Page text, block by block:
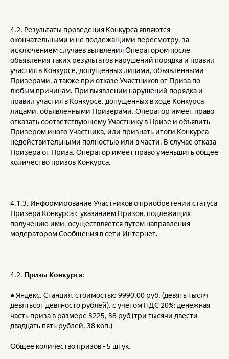
4.2. Результаты проведения Конкурса являются
окончательными и не подлежащими пересмотру, за
исключением случаев выявления Оператором после
объявления таких результатов нарушений порядка и правил
участия в Конкурсе, допущенных лицами, объявленными
Призерами, а также при отказе Участников от Приза по
любым причинам. При выявлении нарушений порядка и
правил участия в Конкурсе, допущенных в ходе Конкурса
лицами, объявленными Призерами, Оператор имеет право
отказать соответствующему Участнику в Призе и объявить
Призером иного Участника, или признать итоги Конкурса
недействительными полностью или в части. В случае отказа
Призера от Приза, Оператор имеет право уменьшить общее
количество призов Конкурса.
4.1.3. Информирование Участников о приобретении статуса
Призера Конкурса с указанием Призов, подлежащих
получению ими, осуществляется путем направления
модератором Сообщения в сети Интернет.
4.2. Призы Конкурса:
● Яндекс. Станция, стоимостью 9990,00 руб. (девять тысяч
девятьсот девяносто рублей), с учетом НДС 20%; денежная
часть приза в размере 3225, 38 руб (три тысячи двести
двадцать пять рублей, 38 коп.)
Общее количество призов - 5 штук.